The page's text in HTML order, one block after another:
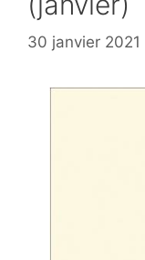
30 janvier 2021